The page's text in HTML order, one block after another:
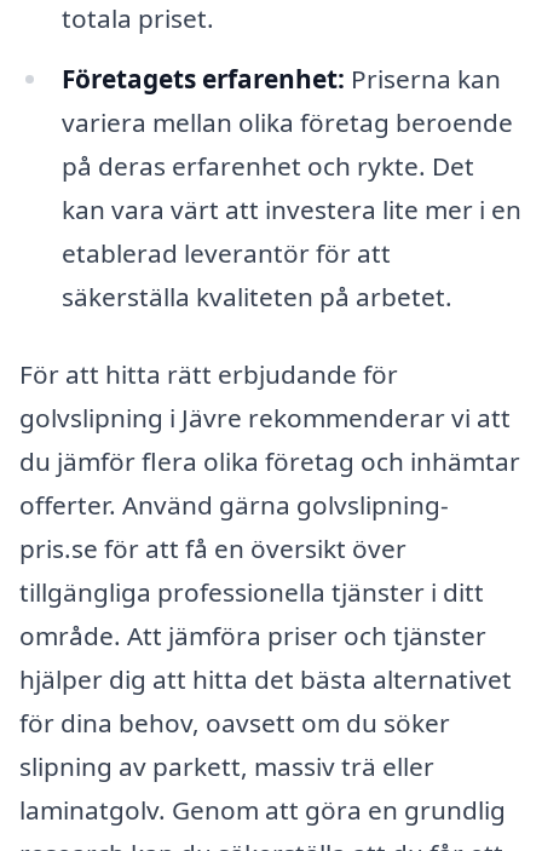
totala priset.
Företagets erfarenhet: Priserna kan
variera mellan olika företag beroende
på deras erfarenhet och rykte. Det
kan vara värt att investera lite mer i en
etablerad leverantör för att
säkerställa kvaliteten på arbetet.
För att hitta rätt erbjudande för
golvslipning i Jävre rekommenderar vi att
du jämför flera olika företag och inhämtar
offerter. Använd gärna golvslipning-
pris.se för att få en översikt över
tillgängliga professionella tjänster i ditt
område. Att jämföra priser och tjänster
hjälper dig att hitta det bästa alternativet
för dina behov, oavsett om du söker
slipning av parkett, massiv trä eller
laminatgolv. Genom att göra en grundlig